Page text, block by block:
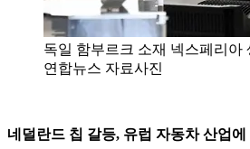
독일 함부르크 소재 넥스페리아
연합뉴스 자료사진
네덜란드 칩 갈등, 유럽 자동차 산업에